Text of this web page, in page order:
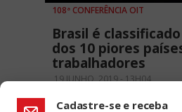
108ª CONFERÊNCIA OIT
Brasil é
dos 10 piores
trabalhadores
19 JUNHO, 2019 - 13H04
Cadastre-se e receba